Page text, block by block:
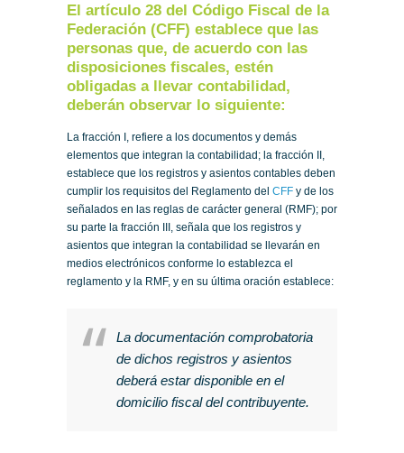
El artículo 28 del Código Fiscal de la
Federación (CFF) establece que las
personas que, de acuerdo con las
disposiciones fiscales, estén
obligadas a llevar contabilidad,
deberán observar lo siguiente:
La fracción I, refiere a los documentos y demás
elementos que integran la contabilidad; la fracción II,
establece que los registros y asientos contables deben
cumplir los requisitos del Reglamento del CFF y de los
señalados en las reglas de carácter general (RMF); por
su parte la fracción III, señala que los registros y
asientos que integran la contabilidad se llevarán en
medios electrónicos conforme lo establezca el
reglamento y la RMF, y en su última oración establece:
La documentación comprobatoria
de dichos registros y asientos
deberá estar disponible en el
domicilio fiscal del contribuyente.